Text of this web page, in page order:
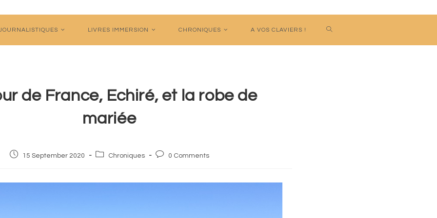
LIVRES IMMERSION CHRONIQUES A VOS CLAVIERS !
de France, Echiré, et la robe de
mariée
Post
15 September 2020
Post Chroniques
Post 0 Comments